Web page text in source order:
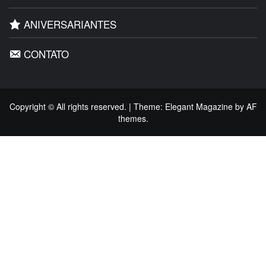
ANIVERSARIANTES
CONTATO
Copyright © All rights reserved. | Theme: Elegant Magazineby AF
themes.